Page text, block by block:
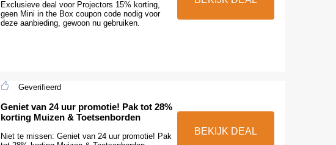
Exclusieve deal voor Projectors 15% korting,
geen Mini in the Box coupon code nodig voor
deze aanbieding, gewoon nu gebruiken.
Geverifieerd
Geniet van 24 uur promotie! Pak tot 28%
korting Muizen & Toetsenborden
Niet te missen: Geniet van 24 uur promotie! Pak
BEKIJK DEAL